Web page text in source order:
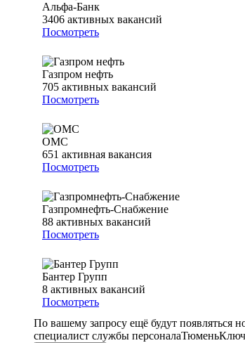
Альфа-Банк
3406 активных вакансий
Посмотреть
Газпром нефть
705 активных вакансий
Посмотреть
ОМС
651 активная вакансия
Посмотреть
Газпромнефть-Снабжение
88 активных вакансий
Посмотреть
Бантер Групп
8 активных вакансий
Посмотреть
По вашему запросу ещё будут появляться
специалист службы персоналаТюмень